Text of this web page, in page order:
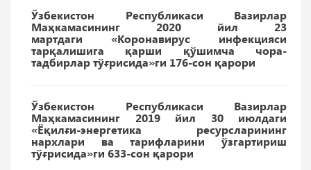
Ўзбекистон Республикаси Вазирлар
Маҳкамасининг 2020 йил 23
мартдаги «Коронавирус инфекцияси
тарқалишига қарши қўшимча чора-
тадбирлар тўғрисида»ги 176-сон қарори
Ўзбекистон Республикаси Вазирлар
Маҳкамасининг 2019 йил 30 июлдаги
«Ёқилғи-энергетика ресурсларининг
нархлари ва тарифларини ўзгартириш
тўғрисида»ги 633-сон қарори